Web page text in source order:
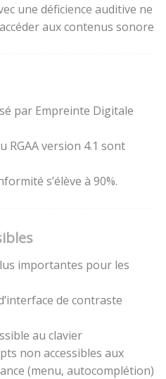
une déficience auditive ne
aux contenus sonore
par Empreinte Digitale
RGAA version 4.1 sont
s’élève à 90%.
importantes pour les
de contraste
au clavier
non accessibles aux
(menu, autocomplétion)